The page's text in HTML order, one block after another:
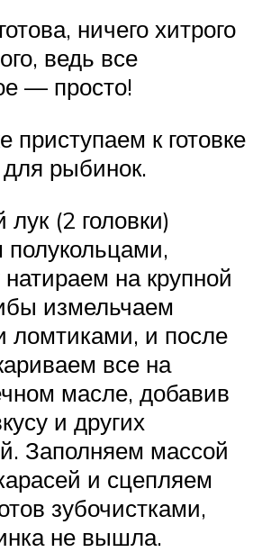
ничего хитрого
ведь все
— просто!
приступаем к готовке
рыбинок.
(2 головки)
полукольцами,
натираем на крупной
измельчаем
ломтиками, и после
все на
масле, добавив
и других
Заполняем массой
и сцепляем
зубочистками,
не вышла.